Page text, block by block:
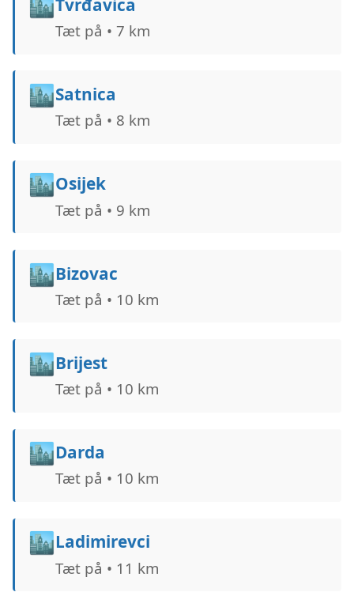
Tvrđavica
Tæt på • 7 km
🏙️Satnica
Tæt på • 8 km
🏙️Osijek
Tæt på • 9 km
🏙️Bizovac
Tæt på • 10 km
🏙️Brijest
Tæt på • 10 km
🏙️Darda
Tæt på • 10 km
🏙️Ladimirevci
Tæt på • 11 km